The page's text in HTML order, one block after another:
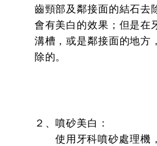
齒頸部及鄰接面的結石去
會有美白的效果；但是在
溝槽，或是鄰接面的地方
除的。
２、噴砂美白：
使用牙科噴砂處理機